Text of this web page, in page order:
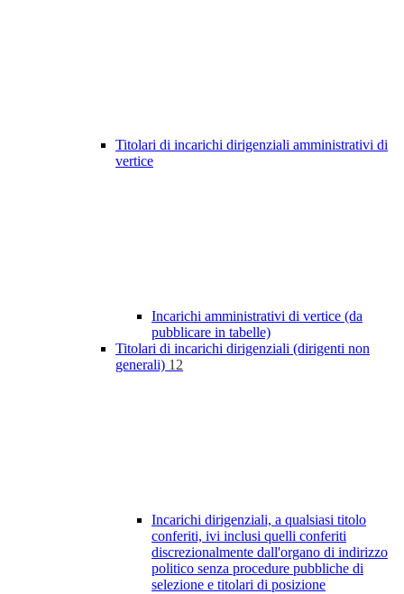
Titolari di incarichi dirigenziali amministrativi di
vertice
Incarichi amministrativi di vertice (da
pubblicare in tabelle)
Titolari di incarichi dirigenziali (dirigenti non
generali) 12
Incarichi dirigenziali, a qualsiasi titolo
conferiti, ivi inclusi quelli conferiti
discrezionalmente dall'organo di indirizzo
politico senza procedure pubbliche di
selezione e titolari di posizione